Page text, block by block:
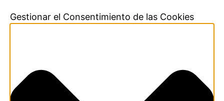
Gestionar el Consentimiento de las Cookies